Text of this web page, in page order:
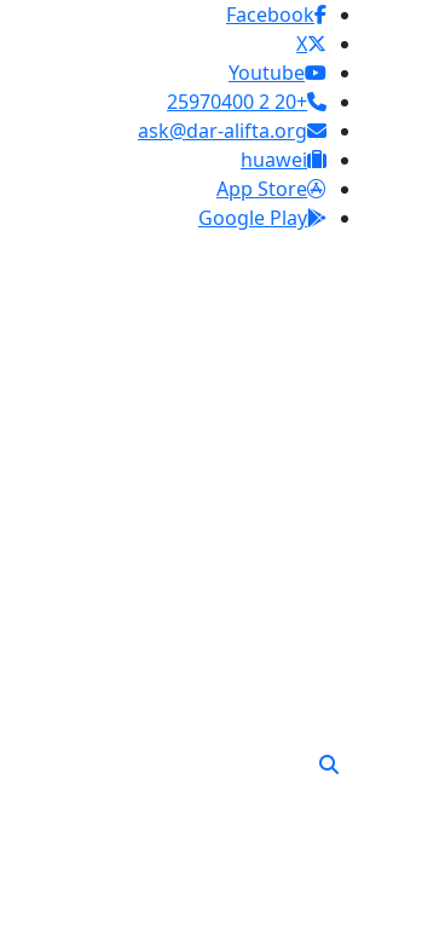
Facebook
X
Youtube
+20 2 25970400
ask@dar-alifta.org
huawei
App Store
Google Play